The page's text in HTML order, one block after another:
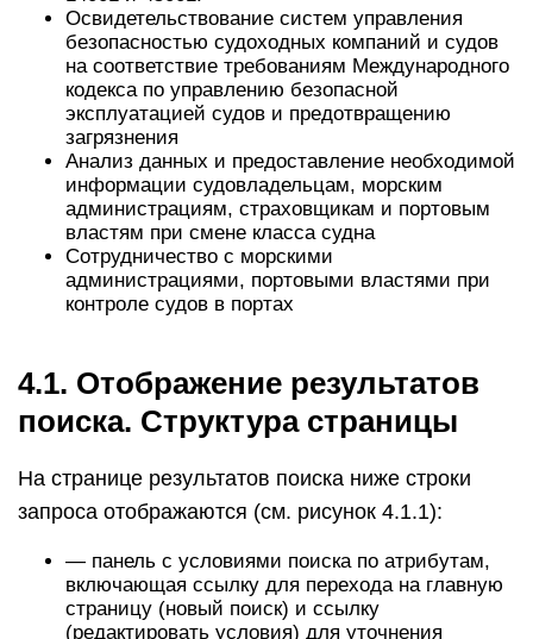
Освидетельствование систем управления
безопасностью судоходных компаний и судов
на соответствие требованиям Международного
кодекса по управлению безопасной
эксплуатацией судов и предотвращению
загрязнения
Анализ данных и предоставление необходимой
информации судовладельцам, морским
администрациям, страховщикам и портовым
властям при смене класса судна
Сотрудничество с морскими
администрациями, портовыми властями при
контроле судов в портах
4.1. Отображение результатов
поиска. Структура страницы
На странице результатов поиска ниже строки
запроса отображаются (см. рисунок 4.1.1):
— панель с условиями поиска по атрибутам,
включающая ссылку для перехода на главную
страницу (новый поиск) и ссылку
(редактировать условия) для уточнения